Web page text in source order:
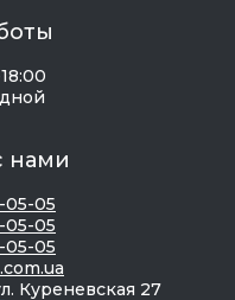
нами
05-05
05-05
05-05
Куреневская 27